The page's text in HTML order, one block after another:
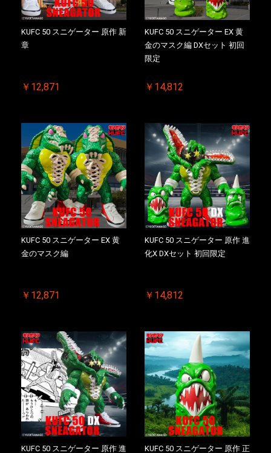
KUFC 50 スニゲーター 原作 新
章
￥12,871
KUFC 50 スニゲーター EX 黄
金のマスク編 DXセット 初回
限定
￥14,812
KUFC 50 スニゲーター EX 黄
金のマスク編
￥12,871
KUFC 50 スニゲーター 原作 進
化X DXセット 初回限定
￥14,812
KUFC 50 スニゲーター 原作 進 KUFC 50 スニゲーター 原作 正